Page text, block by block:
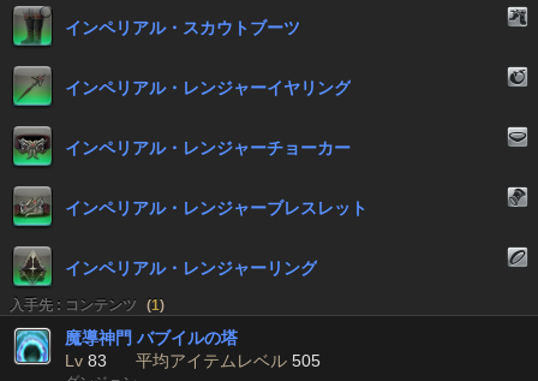
インペリアル・スカウトブーツ
インペリアル・レンジャーイヤリング
インペリアル・レンジャーチョーカー
インペリアル・レンジャーブレスレット
インペリアル・レンジャーリング
入手先 : コンテンツ (1)
魔導神門 バブイルの塔
Lv 83 平均アイテムレベル 505